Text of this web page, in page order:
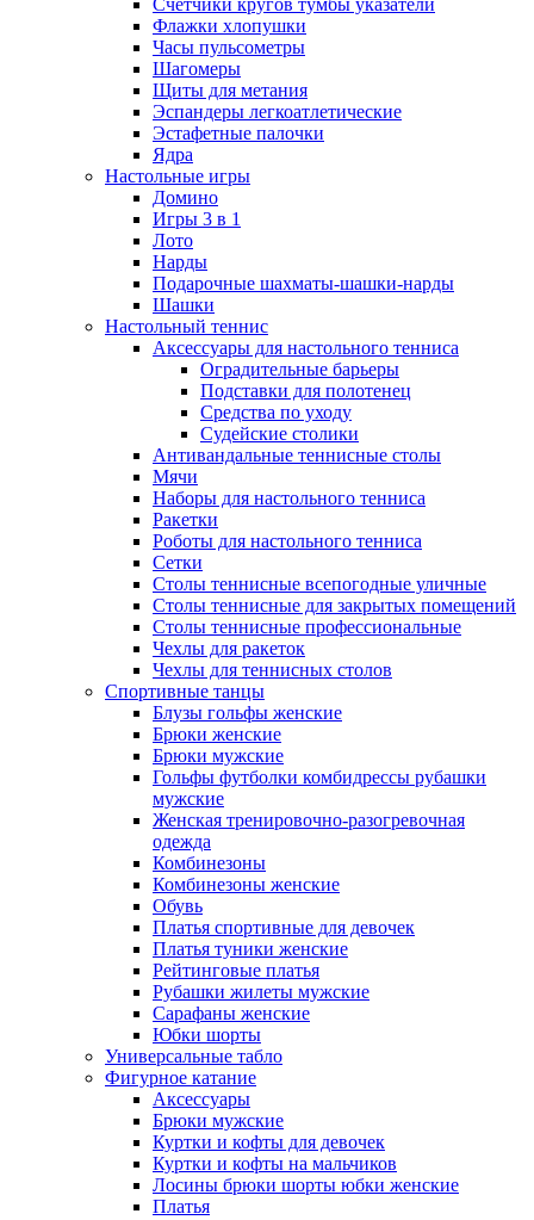
Счетчики кругов тумбы указатели
Флажки хлопушки
Часы пульсометры
Шагомеры
Щиты для метания
Эспандеры легкоатлетические
Эстафетные палочки
Ядра
Настольные игры
Домино
Игры 3 в 1
Лото
Нарды
Подарочные шахматы-шашки-нарды
Шашки
Настольный теннис
Аксессуары для настольного тенниса
Оградительные барьеры
Подставки для полотенец
Средства по уходу
Судейские столики
Антивандальные теннисные столы
Мячи
Наборы для настольного тенниса
Ракетки
Роботы для настольного тенниса
Сетки
Столы теннисные всепогодные уличные
Столы теннисные для закрытых помещений
Столы теннисные профессиональные
Чехлы для ракеток
Чехлы для теннисных столов
Спортивные танцы
Блузы гольфы женские
Брюки женские
Брюки мужские
Гольфы футболки комбидрессы рубашки
мужские
Женская тренировочно-разогревочная
одежда
Комбинезоны
Комбинезоны женские
Обувь
Платья спортивные для девочек
Платья туники женские
Рейтинговые платья
Рубашки жилеты мужские
Сарафаны женские
Юбки шорты
Универсальные табло
Фигурное катание
Аксессуары
Брюки мужские
Куртки и кофты для девочек
Куртки и кофты на мальчиков
Лосины брюки шорты юбки женские
Платья